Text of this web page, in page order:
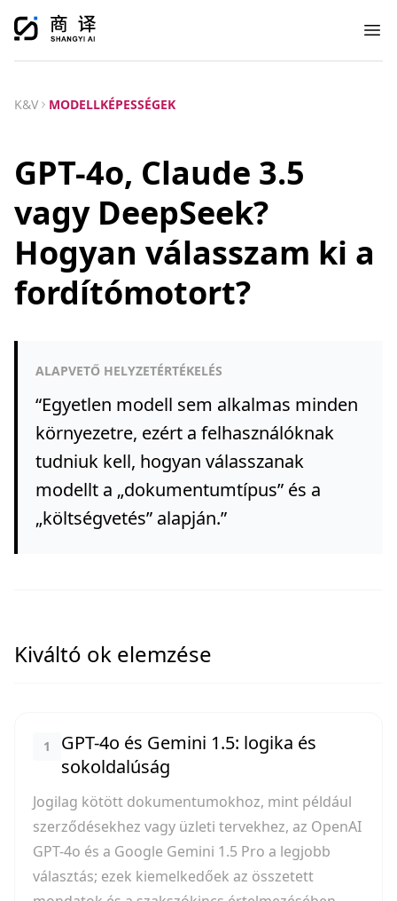
K&V MODELLKÉPESSÉGEK
GPT-4o, Claude 3.5
vagy DeepSeek?
Hogyan válasszam ki a
fordítómotort?
ALAPVETŐ HELYZETÉRTÉKELÉS
“Egyetlen modell sem alkalmas minden
környezetre, ezért a felhasználóknak
tudniuk kell, hogyan válasszanak
modellt a „dokumentumtípus” és a
„költségvetés” alapján.”
Kiváltó ok elemzése
1
GPT-4o és Gemini 1.5: logika és
sokoldalúság
Jogilag kötött dokumentumokhoz, mint például
szerződésekhez vagy üzleti tervekhez, az OpenAI
GPT-4o és a Google Gemini 1.5 Pro a legjobb
választás; ezek kiemelkedőek az összetett